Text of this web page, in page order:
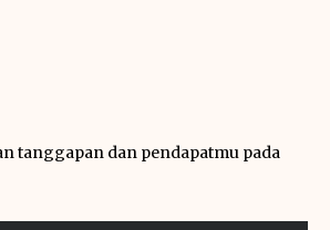
tanggapan dan pendapatmu pada